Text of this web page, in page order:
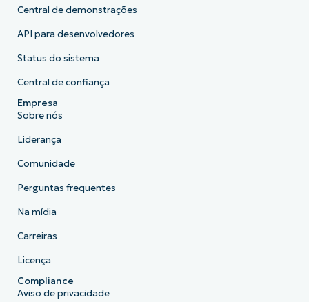
Central de demonstrações
API para desenvolvedores
Status do sistema
Central de confiança
Empresa
Sobre nós
Liderança
Comunidade
Perguntas frequentes
Na mídia
Carreiras
Licença
Compliance
Aviso de privacidade